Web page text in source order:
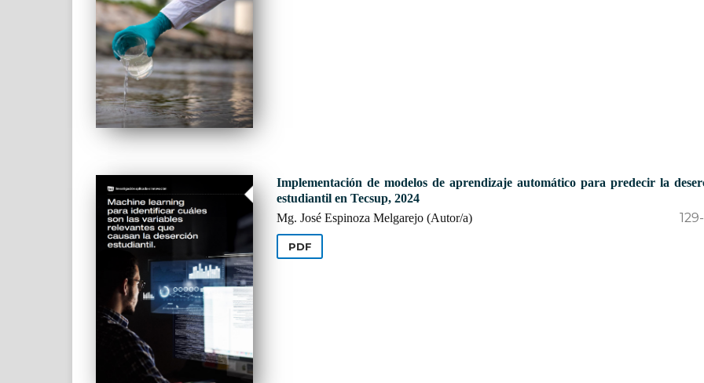
Implementación de modelos de aprendizaje automático para predecir la
estudiantil en Tecsup, 2024
Mg. José Espinoza Melgarejo (Autor/a)
PDF